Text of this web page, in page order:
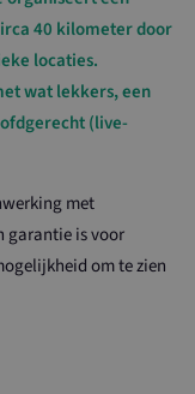
40 kilometer door
locaties.
wat lekkers, een
(live-
met
garantie is voor
om te zien